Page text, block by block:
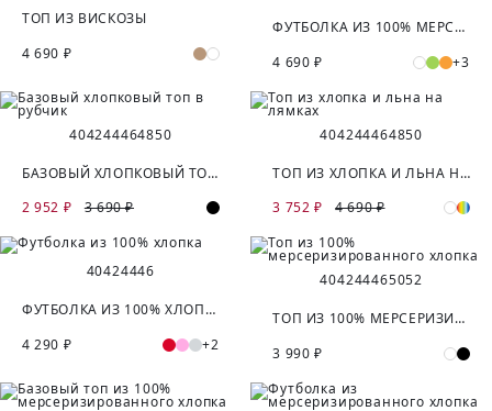
ТОП ИЗ ВИСКОЗЫ
4 690 ₽
ФУТБОЛКА ИЗ 100% МЕРСЕРИЗИРОВАННОГО ХЛОПКА
4 690 ₽
+3
404244464850
БАЗОВЫЙ ХЛОПКОВЫЙ ТОП В РУБЧИК
2 952 ₽
3 690 ₽
404244464850
ТОП ИЗ ХЛОПКА И ЛЬНА НА ЛЯМКАХ
3 752 ₽
4 690 ₽
40424446
ФУТБОЛКА ИЗ 100% ХЛОПКА
4 290 ₽
+2
404244465052
ТОП ИЗ 100% МЕРСЕРИЗИРОВАННОГО ХЛОПКА
3 990 ₽